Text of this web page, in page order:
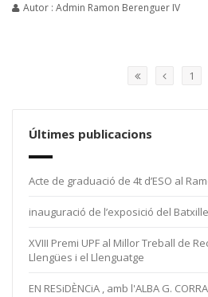
Autor : Admin Ramon Berenguer IV
1
Últimes publicacions
Acte de graduació de 4t d’ESO al
inauguració de l’exposició del
XVIII Premi UPF al Millor Treball de
Llengües i el Llenguatge
EN RESiDÈNCiA , amb l'ALBA G.